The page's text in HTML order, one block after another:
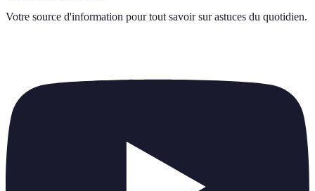
Votre source d'information pour tout savoir sur astuces du quotidien.